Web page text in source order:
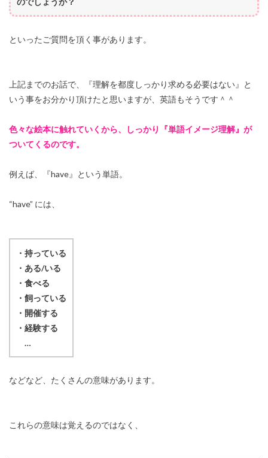
といったご質問を頂く事があります。
上記までのお話で、『理解を都度しっかり求める必要はない』と
いう事をお分かり頂けたと思いますが、英語もそうです＾＾
色々な絵本に触れていくから、しっかり『単語イメージ理解』が
ついてくるのです。
例えば、『have』という単語。
“have” には、
・持っている
・ある/いる
・食べる
・飼っている
・開催する
・経験する
…
などなど、たくさんの意味があります。
これらの意味は覚えるのではなく、